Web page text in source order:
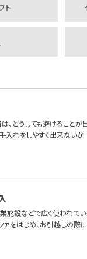
ト
、どうしても避けることが
入れをしやすく出来ない
施設などで広く使われて
ァをはじめ、お引越しの